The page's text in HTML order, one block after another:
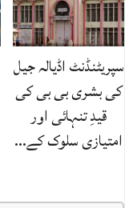
سپریٹنڈنٹ اڈیالہ جیل
کی بشری بی بی کی
قیدِ تنہائی اور
امتیازی سلوک کے…